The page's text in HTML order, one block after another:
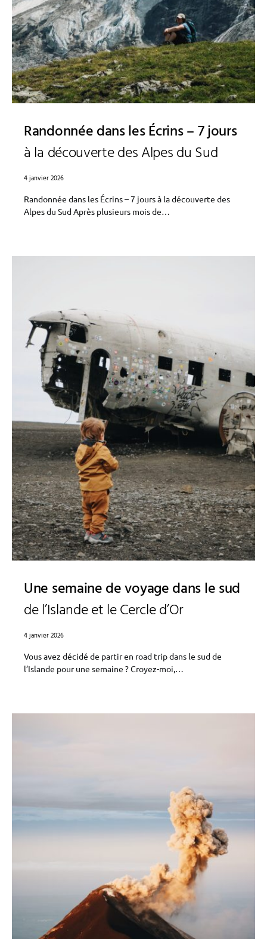
Randonnée dans les Écrins – 7 jours
à la découverte des Alpes du Sud
4 janvier 2026
Randonnée dans les Écrins – 7 jours à la découverte des
Alpes du Sud Après plusieurs mois de…
Une semaine de voyage dans le sud
de l’Islande et le Cercle d’Or
4 janvier 2026
Vous avez décidé de partir en road trip dans le sud de
l’Islande pour une semaine ? Croyez-moi,…